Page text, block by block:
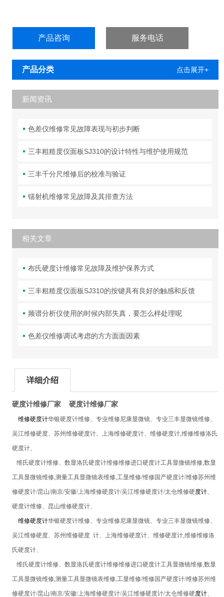
产品咨询 服务电话
产品分类 点击展开+
新闻资讯
色差仪维修常见故障表现与初步判断
三丰粗糙度仪面板SJ310的设计特性与维护使用规范
三丰千分尺维修后的校准与验证
镭射机维修常见故障及其排查方法
相关文章
布氏硬度计维修常见故障及维护保养方式
三丰粗糙度仪面板SJ310的按键具有良好的触感和反馈
频谱分析仪使用的时候内部失真，要怎么样处理呢
色差仪维修调试考虑的方方面面因素
详细介绍
硬度计维修厂家 硬度计维修厂家
维修硬度计华银硬度计维修、专业维修尼康显微镜、专业三丰显微镜维修、
吴江维修硬度、苏州维修硬度计、上海维修硬度计、 维修硬度计,维修维修洛氏
硬度计、
维氏硬度计维修、数显洛氏硬度计维修维修进口硬度计工具显微镜维修,数显
工具显微镜维修,测量工具显微镜表维修,工显维修/维修国产硬度计/维修苏州 维
修硬度计/昆山/南京/安徽/上海维修硬度计/吴江维修硬度计/太仓维修硬度计、
硬度计维修、昆山维修硬度计、
维修硬度计华银硬度计维修、专业维修尼康显微镜、专业三丰显微镜维修、
吴江维修硬度、苏州维修硬度 计、上海维修硬度计、 维修硬度计,维修维修洛
氏硬度计、
维氏硬度计维修、数显洛氏硬度计维修维修进口硬度计工具显微镜维修,数显
工具显微镜维修,测量工具显微镜表维修,工显维修/维修国产硬度计/维修苏州 维
修硬度计/昆山/南京/安徽/上海维修硬度计/吴江维修硬度计/太仓维修硬度计、